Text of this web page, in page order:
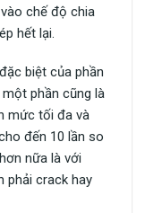
chế độ chia
hết lại.
biệt của phần
phần cũng là
mức tối đa và
đến 10 lần so
nữa là với
phải crack hay